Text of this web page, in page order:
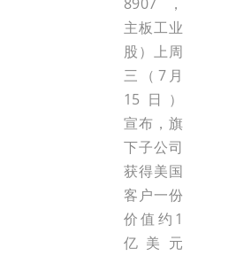
8907，
主板工业
股）上周
三（7月
15日）
宣布，旗
下子公司
获得美国
客户一份
价值约1
亿美元